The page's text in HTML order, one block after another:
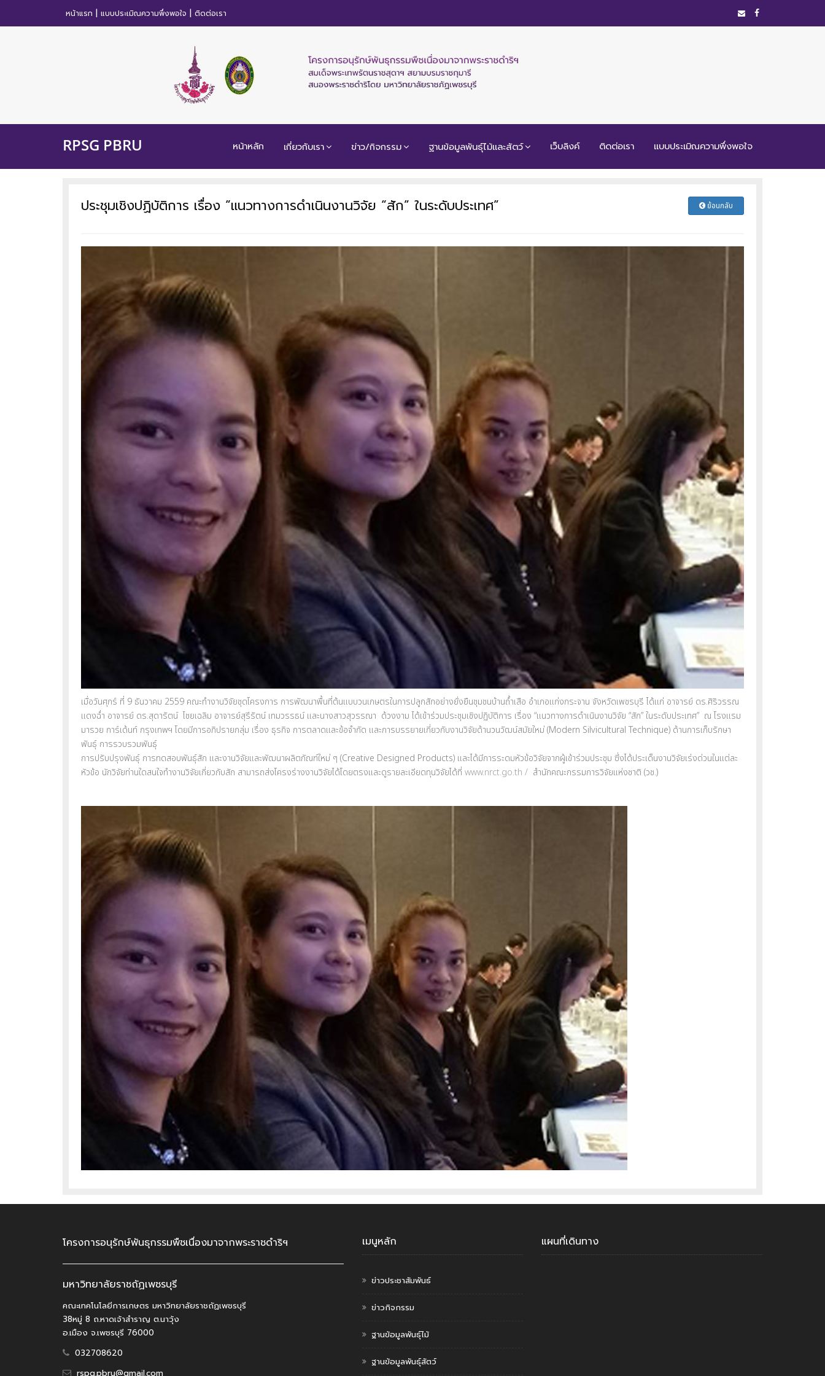
หน้าแรก | แบบประเมิณความพึ่งพอใจ | ติดต่อเรา
RPSG PBRU หน้าหลัก เกี่ยวกับเรา ข่าว/กิจกรรม ฐานข้อมูลพันธุ์ไม้และสัตว์ เว็บลิงค์ ติดต่อเรา แบบประเมิณความพึ่งพอใจ
ประชุมเชิงปฏิบัติการ เรื่อง “แนวทางการดำเนินงานวิจัย “สัก” ในระดับประเทศ” ย้อนกลับ
เมื่อวันศุกร์ ที่ 9 ธันวาคม 2559 คณะทำงานวิจัยชุดโครงการ การพัฒนาพื้นที่ต้นแบบวนเกษตรในการปลูกสักอย่างยั่งยืนชุมชนบ้านถ้ำเสือ อำเภอแก่งกระจาน จังหวัดเพชรบุรี ได้แก่ อาจารย์ ดร.ศิริวรรณ
แดงฉ่ำ อาจารย์ ดร.สุดารัตน์ ไชยเฉลิม อาจารย์สุรีรัตน์ เทมวรรธน์ และนางสาวสุวรรณา ด้วงงาม ได้เข้าร่วมประชุมเชิงปฏิบัติการ เรื่อง “แนวทางการดำเนินงานวิจัย “สัก” ในระดับประเทศ” ณ โรงแรม
มารวย การ์เด้นท์ กรุงเทพฯ โดยมีการอภิปรายกลุ่ม เรื่อง ธุรกิจ การตลาดและข้อจำกัด และการบรรยายเกี่ยวกับงานวิจัยด้านวนวัฒน์สมัยใหม่ (Modern Silvicultural Technique) ด้านการเก็บรักษา
พันธุ์ การรวบรวมพันธุ์
การปรับปรุงพันธุ์ การทดสอบพันธุ์สัก และงานวิจัยและพัฒนาผลิตภัณฑ์ใหม่ ๆ (Creative Designed Products) และได้มีการระดมหัวข้อวิจัยจากผู้เข้าร่วมประชุม ซึ่งได้ประเด็นงานวิจัยเร่งด่วนในแต่ละ
หัวข้อ นักวิจัยท่านใดสนใจทำงานวิจัยเกี่ยวกับสัก สามารถส่งโครงร่างงานวิจัยได้โดยตรงและดูรายละเอียดทุนวิจัยได้ที่ www.nrct.go.th / สำนักคณะกรรมการวิจัยแห่งชาติ (วช.)
โครงการอนุรักษ์พันธุกรรมพืชเนื่องมาจากพระราชดำริฯ
มหาวิทยาลัยราชถัฏเพชรบุรี
คณะเทคโนโลยีการเกษตร มหาวิทยาลัยราชถัฏเพชรบุรี
38หมู่ 8 ถ.หาดเจ้าสำราญ ต.นาวุ้ง
อ.เมือง จ.เพชรบุรี 76000
032708620
rspg.pbru@gmail.com
เมนูหลัก
ข่าวประชาสัมพันธ์
ข่าวกิจกรรม
ฐานข้อมูลพันธุ์ไม้
ฐานข้อมูลพันธุ์สัตว์
แผนที่เดินทาง